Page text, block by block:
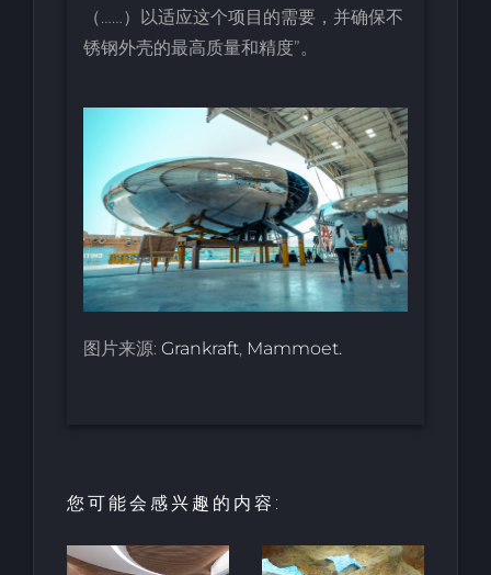
（……）以适应这个项目的需要，并确保不
锈钢外壳的最高质量和精度”。
图片来源: Grankraft, Mammoet.
您可能会感兴趣的内容: